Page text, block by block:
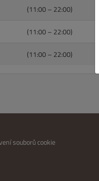
(11:00 – 22:00)
(11:00 – 22:00)
(11:00 – 22:00)
souborů cookie